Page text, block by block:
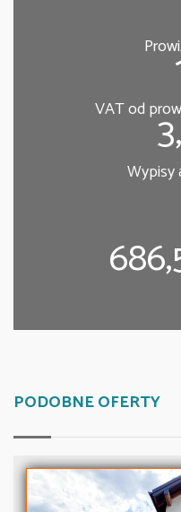
VAT od
Wypisy
PODOBNE OFERTY